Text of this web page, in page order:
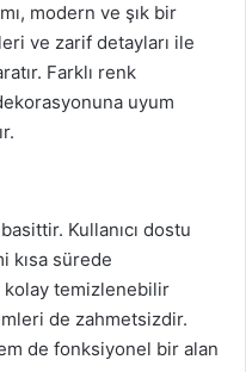
modern ve şık bir
ve zarif detayları ile
Farklı renk
uyum
Kullanıcı dostu
kısa sürede
kolay temizlenebilir
de zahmetsizdir.
de fonksiyonel bir alan